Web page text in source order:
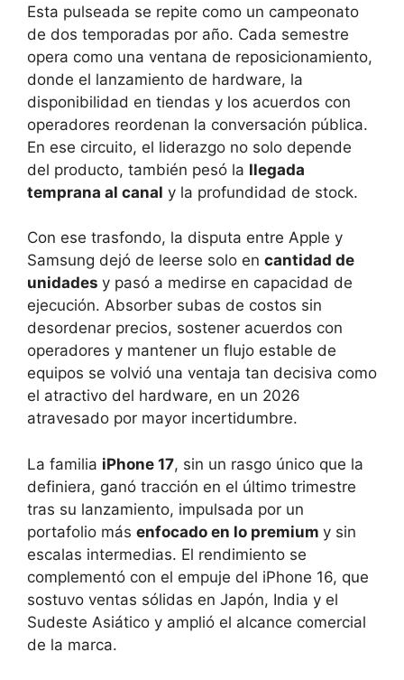
Esta pulseada se repite como un campeonato
de dos temporadas por año. Cada semestre
opera como una ventana de reposicionamiento,
donde el lanzamiento de hardware, la
disponibilidad en tiendas y los acuerdos con
operadores reordenan la conversación pública.
En ese circuito, el liderazgo no solo depende
del producto, también pesó la llegada
temprana al canal y la profundidad de stock.
Con ese trasfondo, la disputa entre Apple y
Samsung dejó de leerse solo en cantidad de
unidades y pasó a medirse en capacidad de
ejecución. Absorber subas de costos sin
desordenar precios, sostener acuerdos con
operadores y mantener un flujo estable de
equipos se volvió una ventaja tan decisiva como
el atractivo del hardware, en un 2026
atravesado por mayor incertidumbre.
La familia iPhone 17, sin un rasgo único que la
definiera, ganó tracción en el último trimestre
tras su lanzamiento, impulsada por un
portafolio más enfocado en lo premium y sin
escalas intermedias. El rendimiento se
complementó con el empuje del iPhone 16, que
sostuvo ventas sólidas en Japón, India y el
Sudeste Asiático y amplió el alcance comercial
de la marca.